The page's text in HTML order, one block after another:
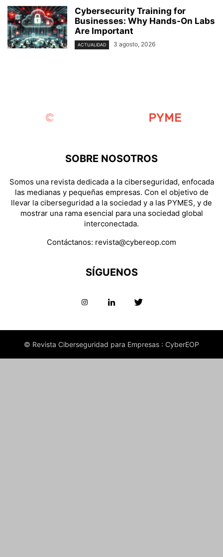
Cybersecurity Training for
Businesses: Why Hands-On Labs
Are Important
ACTUALIDAD 3 agosto, 2026
SOBRE NOSOTROS
Somos una revista dedicada a la ciberseguridad, enfocada
las medianas y pequeñas empresas. Con el objetivo de
llevar la ciberseguridad a la sociedad y a las PYMES, y de
mostrar una rama esencial para una sociedad global
interconectada.
Contáctanos: revista@cybereop.com
SÍGUENOS
© Revista Ciberseguridad para Empresas : CyberEOP